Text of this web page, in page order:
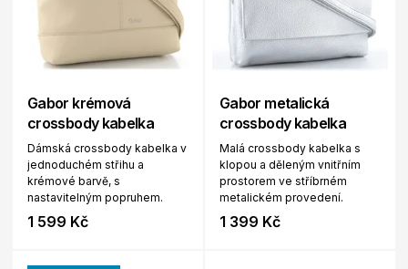
Gabor krémová
crossbody kabelka
Dámská crossbody kabelka v
jednoduchém střihu a
krémové barvě, s
nastavitelným popruhem.
1 599 Kč
Gabor metalická
crossbody kabelka
Malá crossbody kabelka s
klopou a děleným vnitřním
prostorem ve stříbrném
metalickém provedení.
1 399 Kč